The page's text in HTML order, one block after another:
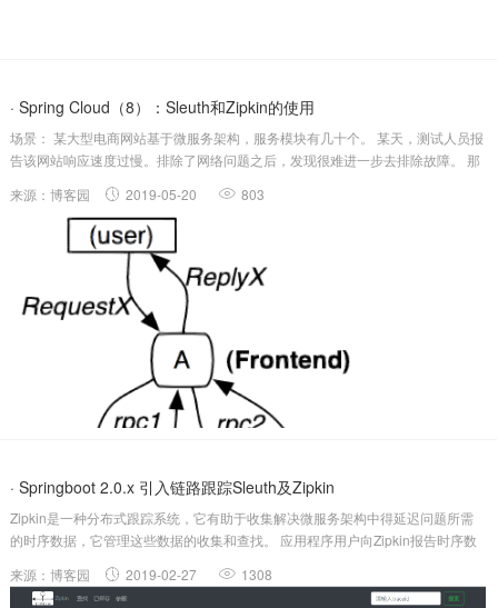
· Spring Cloud（8）：Sleuth和Zipkin的使用
场景： 某大型电商网站基于微服务架构，服务模块有几十个。 某天，测试人员报
告该网站响应速度过慢。排除了网络问题之后，发现很难进一步去排除故障。 那
系统，主要有三部分：数据收集、数据存储和数据展示。 根据系统...
来源：博客园 2019-05-20 803
· Springboot 2.0.x 引入链路跟踪Sleuth及Zipkin
Zipkin是一种分布式跟踪系统，它有助于收集解决微服务架构中得延迟问题所需
的时序数据，它管理这些数据的收集和查找。 应用程序用户向Zipkin报告时序数
数。如果要解决延迟问题或错误，可以根据应用程序，跟中长度，注释或时间....
来源：博客园 2019-02-27 1308